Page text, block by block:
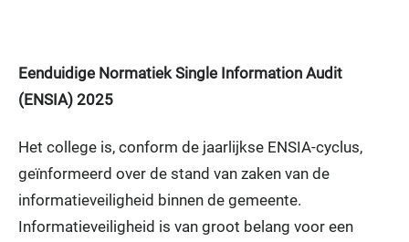
Eenduidige Normatiek Single Information Audit
(ENSIA) 2025
Het college is, conform de jaarlijkse ENSIA-cyclus,
geïnformeerd over de stand van zaken van de
informatieveiligheid binnen de gemeente.
Informatieveiligheid is van groot belang voor een